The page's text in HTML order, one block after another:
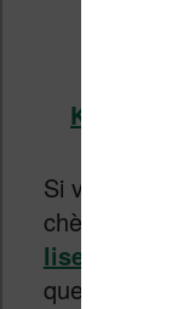
Kindle
Si vous
chère et
liseuse
que vous